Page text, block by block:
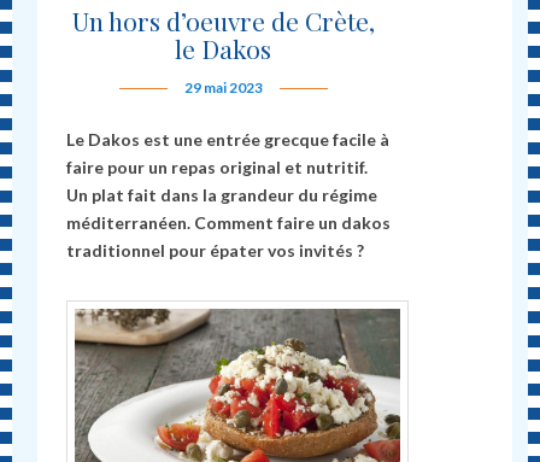
Un hors d’oeuvre de Crète,
le Dakos
29 mai 2023
Le Dakos est une entrée grecque facile à
faire pour un repas original et nutritif.
Un plat fait dans la grandeur du régime
méditerranéen. Comment faire un dakos
traditionnel pour épater vos invités ?